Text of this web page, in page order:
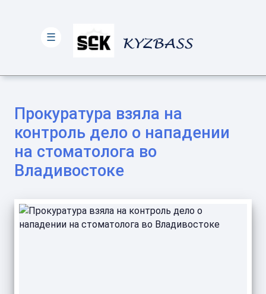
Прокуратура взяла на
контроль дело о нападении
на стоматолога во
Владивостоке
☰